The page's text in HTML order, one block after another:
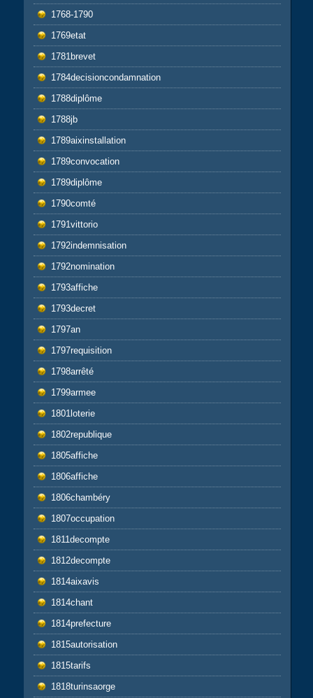
1768-1790
1769etat
1781brevet
1784decisioncondamnation
1788diplôme
1788jb
1789aixinstallation
1789convocation
1789diplôme
1790comté
1791vittorio
1792indemnisation
1792nomination
1793affiche
1793decret
1797an
1797requisition
1798arrêté
1799armee
1801loterie
1802republique
1805affiche
1806affiche
1806chambéry
1807occupation
1811decompte
1812decompte
1814aixavis
1814chant
1814prefecture
1815autorisation
1815tarifs
1818turinsaorge